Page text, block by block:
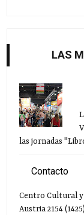
LAS
las jornadas
Contacto
Centro Cultural y
Austria 2154